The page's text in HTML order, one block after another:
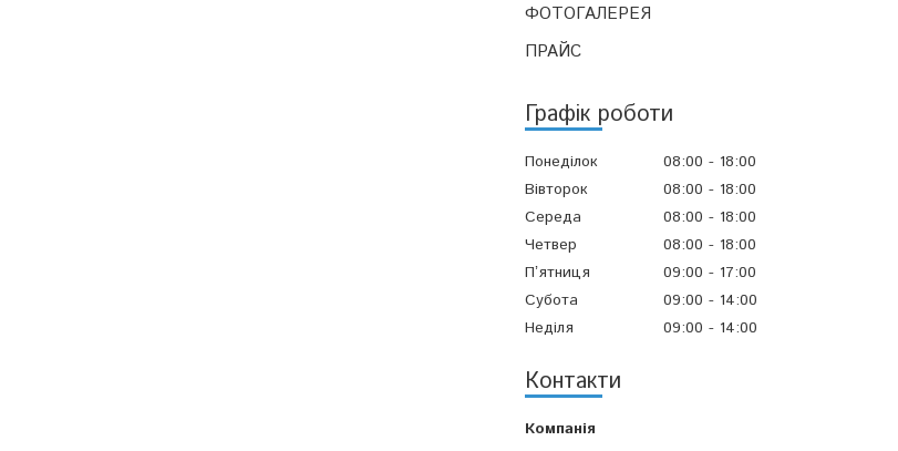
ФОТОГАЛЕРЕЯ
ПРАЙС
Графік роботи
Понеділок 08:00
18:00
Вівторок
08:00
18:00
Середа
08:00
18:00
Четвер
08:00
18:00
Пʼятниця
09:00
17:00
Субота
09:00
14:00
Неділя
09:00 14:00
Контакти